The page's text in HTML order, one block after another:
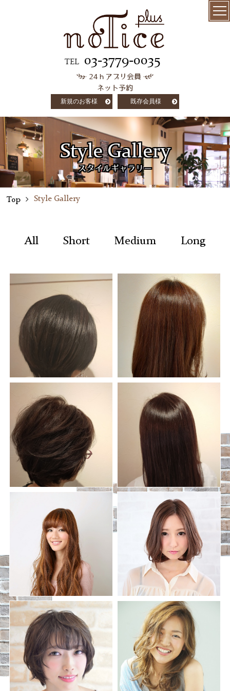
TEL 03-3779-0035
24ｈアプリ会員
ネット予約
新規のお客様 既存会員様
salon info
concept
customer voice
column
recruit
Style Gallery
スタイルギャラリー
Top Style Gallery
All Short Medium Long